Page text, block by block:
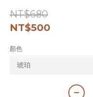
NT$680
NT$500
顏色